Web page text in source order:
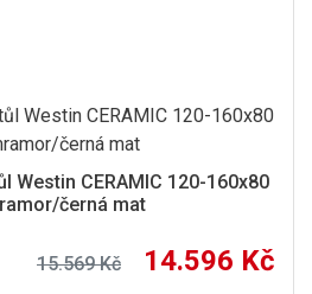
Westin CERAMIC 120-160x80
černá mat
15.569 Kč 14.596 Kč